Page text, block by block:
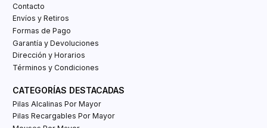
Contacto
Envíos y Retiros
Formas de Pago
Garantía y Devoluciones
Dirección y Horarios
Términos y Condiciones
CATEGORÍAS DESTACADAS
Pilas Alcalinas Por Mayor
Pilas Recargables Por Mayor